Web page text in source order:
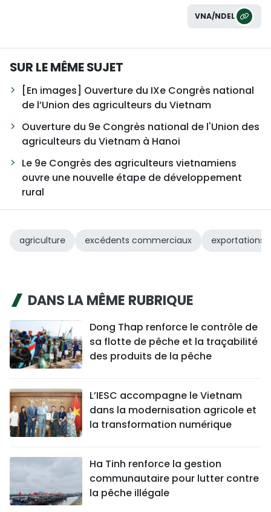
VNA/NDEL
SUR LE MÊME SUJET
[En images] Ouverture du IXe Congrès national
de l’Union des agriculteurs du Vietnam
Ouverture du 9e Congrès national de l'Union des
agriculteurs du Vietnam à Hanoi
Le 9e Congrès des agriculteurs vietnamiens
ouvre une nouvelle étape de développement
rural
agriculture excédents commerciaux exportations
DANS LA MÊME RUBRIQUE
Dong Thap renforce le contrôle de
sa flotte de pêche et la traçabilité
des produits de la pêche
L’IESC accompagne le Vietnam
dans la modernisation agricole et
la transformation numérique
Ha Tinh renforce la gestion
communautaire pour lutter contre
la pêche illégale